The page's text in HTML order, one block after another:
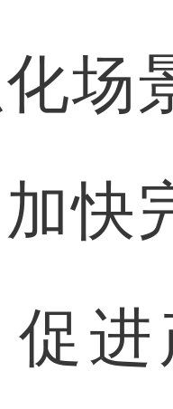
场
快